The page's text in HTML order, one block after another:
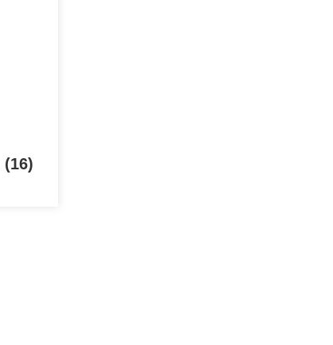
(16)